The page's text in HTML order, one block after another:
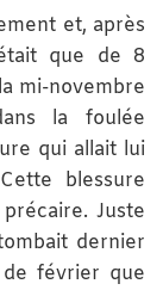
et, après
que de 8
mi-novembre
la foulée
qui allait lui
blessure
Juste
dernier
février que